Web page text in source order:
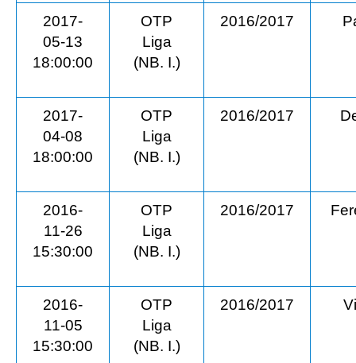
2017-
05-13
18:00:00
OTP
Liga
(NB. I.)
2016/2017
2017-
04-08
18:00:00
OTP
Liga
(NB. I.)
2016/2017
2016-
11-26
15:30:00
OTP
Liga
(NB. I.)
2016/2017
2016-
11-05
15:30:00
OTP
Liga
(NB. I.)
2016/2017